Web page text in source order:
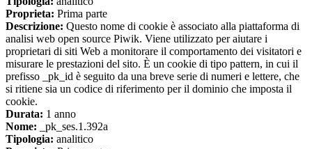
Proprieta: Prima parte
Descrizione: Questo nome di cookie è associato alla piattaforma di
analisi web open source Piwik. Viene utilizzato per aiutare i
proprietari di siti Web a monitorare il comportamento dei visitatori e
misurare le prestazioni del sito. È un cookie di tipo pattern, in cui il
prefisso _pk_id è seguito da una breve serie di numeri e lettere, che
si ritiene sia un codice di riferimento per il dominio che imposta il
cookie.
Durata: 1 anno
Nome: _pk_ses.1.392a
Tipologia: analitico